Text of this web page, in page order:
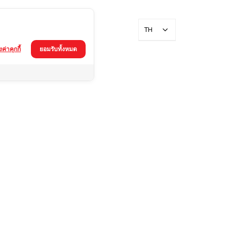
TH
ยอมรับทั้งหมด
ค่าคุกกี้